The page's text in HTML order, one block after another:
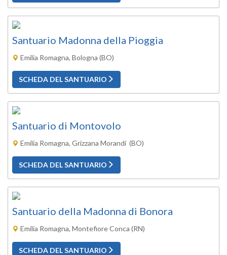
Santuario Madonna della Pioggia
Emilia Romagna, Bologna (BO)
SCHEDA DEL SANTUARIO
Santuario di Montovolo
Emilia Romagna, Grizzana Morandi (BO)
SCHEDA DEL SANTUARIO
Santuario della Madonna di Bonora
Emilia Romagna, Montefiore Conca (RN)
SCHEDA DEL SANTUARIO